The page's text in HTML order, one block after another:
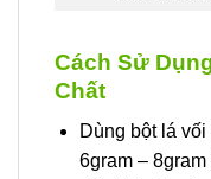
Cách Sử
Chất
Dùng bột lá
6gram –